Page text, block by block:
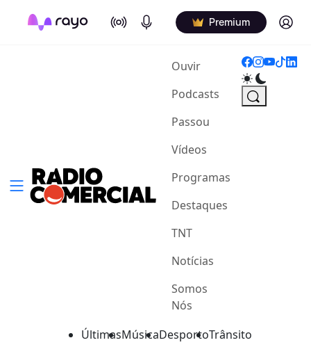
On Air Podcasts Premium Log in
Ouvir(current)
Podcasts
Passou
Vídeos
Programas
Destaques
TNT
Notícias
Somos
Nós
ÚltimasMúsicaDesportoTrânsito